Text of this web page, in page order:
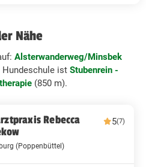
Nähe
Alsterwanderweg/Minsbek
Hundeschule ist Stubenrein -
(850 m).
Rebecca
5(7)
(Poppenbüttel)